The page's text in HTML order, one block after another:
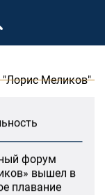
Меликов"
начинает
форум
плавание